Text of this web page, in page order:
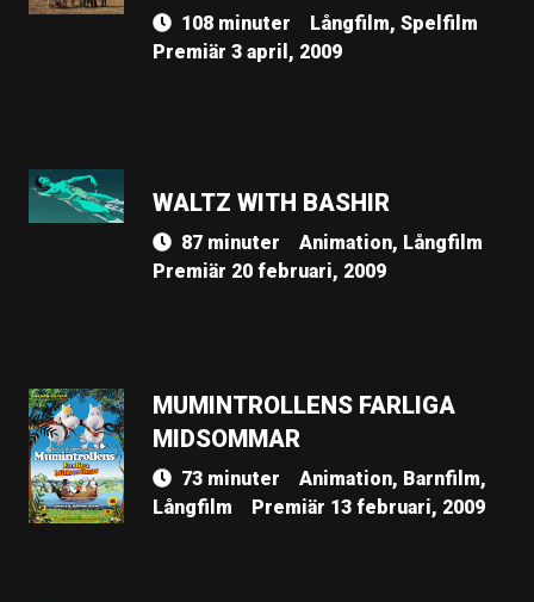
108 minuter
Långfilm, Spelfilm
Premiär 3 april, 2009
WALTZ WITH BASHIR
87 minuter
Animation, Långfilm
Premiär 20 februari, 2009
MUMINTROLLENS FARLIGA
MIDSOMMAR
73 minuter
Animation, Barnfilm,
Långfilm
Premiär 13 februari, 2009